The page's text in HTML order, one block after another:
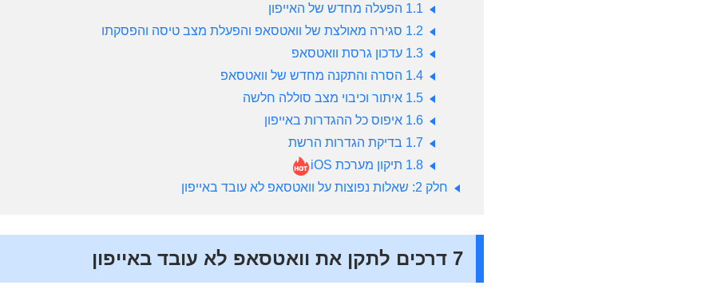
1.1 הפעלה מחדש של האייפון
1.2 סגירה מאולצת של וואטסאפ והפעלת מצב טיסה והפסקתו
1.3 עדכון גרסת וואטסאפ
1.4 הסרה והתקנה מחדש של וואטסאפ
1.5 איתור וכיבוי מצב סוללה חלשה
1.6 איפוס כל ההגדרות באייפון
1.7 בדיקת הגדרות הרשת
1.8 תיקון מערכת iOS
חלק 2: שאלות נפוצות על וואטסאפ לא עובד באייפון
7 דרכים לתקן את וואטסאפ לא עובד באייפון